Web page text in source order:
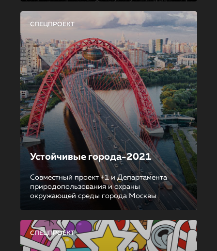
СПЕЦПРОЕКТ
Устойчивые города-2021
Совместный проект +1 и Департамента
природопользования и охраны
окружающей среды города Москвы
СПЕЦПРОЕКТ